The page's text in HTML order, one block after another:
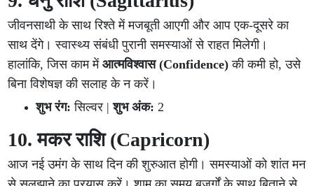
जीवनसाथी के साथ रिश्ते में मजबूती आएगी और आप एक-दूसरे का
साथ देंगे। स्वास्थ्य संबंधी पुरानी समस्याओं से राहत मिलेगी।
हालांकि, जिस काम मेंआत्मविश्वास (Confidence) की कमी हो, उसे
बिना विशेषज्ञ की सलाह के न करें।
शुभ रंग: सिल्वर |शुभ अंक: 2
10. मकर राशि (Capricorn)
आज नई उमंग के साथ दिन की शुरुआत होगी। समस्याओं को शांत मन